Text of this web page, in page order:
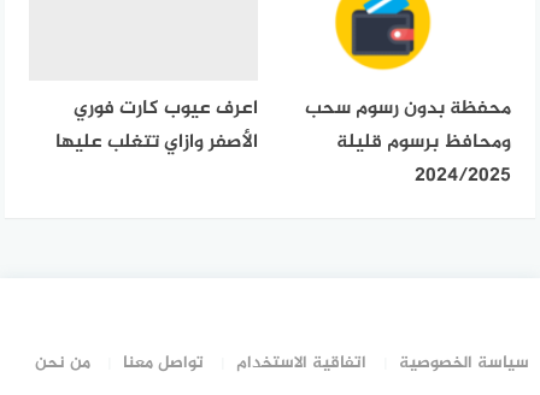
محفظة بدون رسوم سحب
ومحافظ برسوم قليلة
2024/2025
اعرف عيوب كارت فوري
الأصفر وازاي تتغلب عليها
سياسة الخصوصية اتفاقية الاستخدام تواصل معنا من نحن